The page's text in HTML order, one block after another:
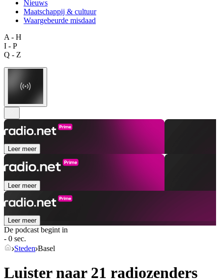
Nieuws
Maatschappij & cultuur
Waargebeurde misdaad
A - H
I - P
Q - Z
Leer meer
Leer meer
Leer meer
De podcast begint in
- 0 sec.
Steden Basel
Luister naar 21 radiozenders